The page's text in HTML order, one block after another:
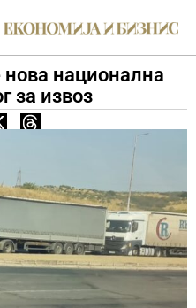
национална
за извоз